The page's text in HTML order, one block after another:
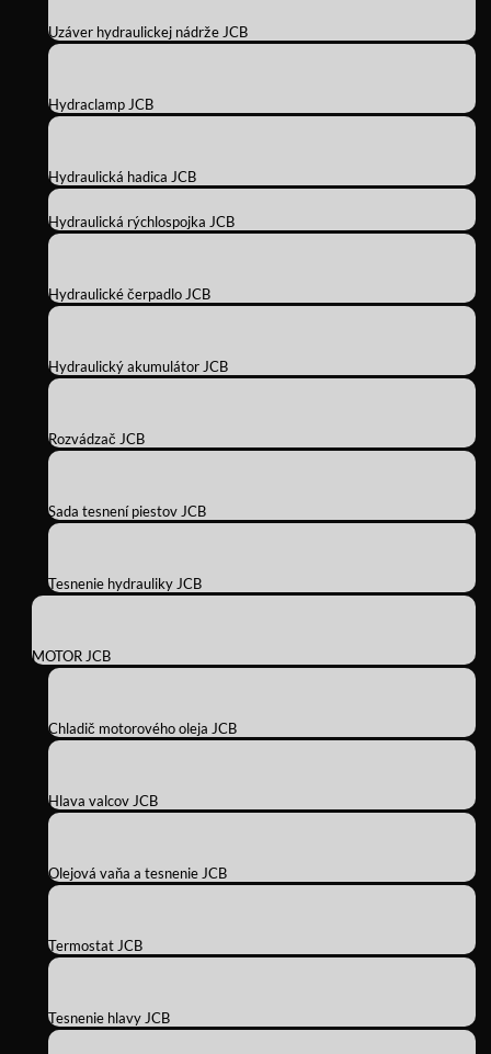
Uzáver hydraulickej nádrže JCB
Hydraclamp JCB
Hydraulická hadica JCB
Hydraulická rýchlospojka JCB
Hydraulické čerpadlo JCB
Hydraulický akumulátor JCB
Rozvádzač JCB
Sada tesnení piestov JCB
Tesnenie hydrauliky JCB
MOTOR JCB
Chladič motorového oleja JCB
Hlava valcov JCB
Olejová vaňa a tesnenie JCB
Termostat JCB
Tesnenie hlavy JCB